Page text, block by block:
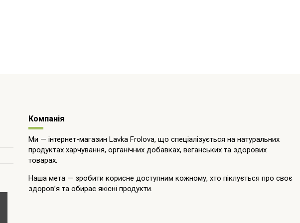
Компанія
Ми — інтернет-магазин Lavka Frolova, що спеціалізується на натуральних
продуктах харчування, органічних добавках, веганських та здорових
товарах.
Наша мета — зробити корисне доступним кожному, хто піклується про своє
здоров’я та обирає якісні продукти.